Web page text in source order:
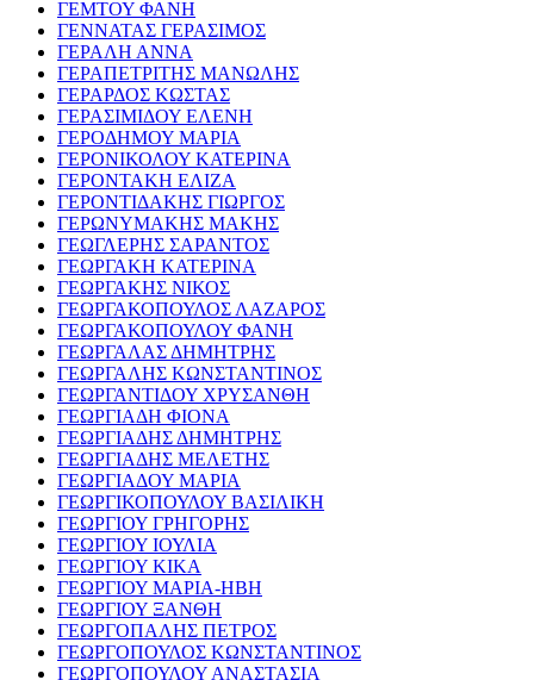
ΓΕΜΤΟΥ ΦΑΝΗ
ΓΕΝΝΑΤΑΣ ΓΕΡΑΣΙΜΟΣ
ΓΕΡΑΛΗ ΑΝΝΑ
ΓΕΡΑΠΕΤΡΙΤΗΣ ΜΑΝΩΛΗΣ
ΓΕΡΑΡΔΟΣ ΚΩΣΤΑΣ
ΓΕΡΑΣΙΜΙΔΟΥ ΕΛΕΝΗ
ΓΕΡΟΔΗΜΟΥ ΜΑΡΙΑ
ΓΕΡΟΝΙΚΟΛΟΥ ΚΑΤΕΡΙΝΑ
ΓΕΡΟΝΤΑΚΗ ΕΛΙΖΑ
ΓΕΡΟΝΤΙΔΑΚΗΣ ΓΙΩΡΓΟΣ
ΓΕΡΩΝΥΜΑΚΗΣ ΜΑΚΗΣ
ΓΕΩΓΛΕΡΗΣ ΣΑΡΑΝΤΟΣ
ΓΕΩΡΓΑΚΗ ΚΑΤΕΡΙΝΑ
ΓΕΩΡΓΑΚΗΣ ΝΙΚΟΣ
ΓΕΩΡΓΑΚΟΠΟΥΛΟΣ ΛΑΖΑΡΟΣ
ΓΕΩΡΓΑΚΟΠΟΥΛΟΥ ΦΑΝΗ
ΓΕΩΡΓΑΛΑΣ ΔΗΜΗΤΡΗΣ
ΓΕΩΡΓΑΛΗΣ ΚΩΝΣΤΑΝΤΙΝΟΣ
ΓΕΩΡΓΑΝΤΙΔΟΥ ΧΡΥΣΑΝΘΗ
ΓΕΩΡΓΙΑΔΗ ΦΙΟΝΑ
ΓΕΩΡΓΙΑΔΗΣ ΔΗΜΗΤΡΗΣ
ΓΕΩΡΓΙΑΔΗΣ ΜΕΛΕΤΗΣ
ΓΕΩΡΓΙΑΔΟΥ ΜΑΡΙΑ
ΓΕΩΡΓΙΚΟΠΟΥΛΟΥ ΒΑΣΙΛΙΚΗ
ΓΕΩΡΓΙΟΥ ΓΡΗΓΟΡΗΣ
ΓΕΩΡΓΙΟΥ ΙΟΥΛΙΑ
ΓΕΩΡΓΙΟΥ ΚΙΚΑ
ΓΕΩΡΓΙΟΥ ΜΑΡΙΑ-ΗΒΗ
ΓΕΩΡΓΙΟΥ ΞΑΝΘΗ
ΓΕΩΡΓΟΠΑΛΗΣ ΠΕΤΡΟΣ
ΓΕΩΡΓΟΠΟΥΛΟΣ ΚΩΝΣΤΑΝΤΙΝΟΣ
ΓΕΩΡΓΟΠΟΥΛΟΥ ΑΝΑΣΤΑΣΙΑ